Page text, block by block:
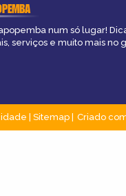
num só lugar!
serviços e muito mais no
Sitemap Criado